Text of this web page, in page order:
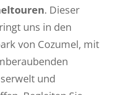
. Dieser
uns in den
von Cozumel, mit
und